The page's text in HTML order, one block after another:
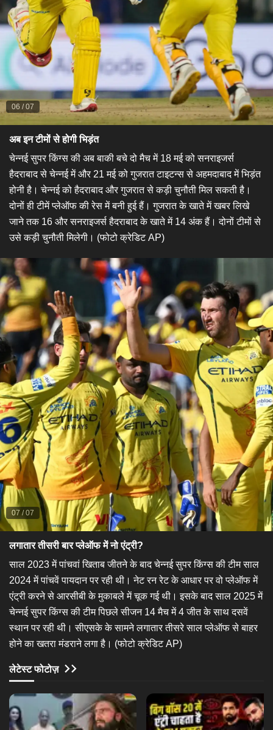
06 /07
अब इन टीमों से होगी भिड़ंत
​चेन्नई सुपर किंग्स की अब बाकी बचे दो मैच में 18 मई को सनराइजर्स
हैदराबाद से चेन्नई में और 21 मई को गुजरात टाइटन्स से अहमदाबाद में भिड़ंत
होनी है। चेन्नई को हैदराबाद और गुजरात से कड़ी चुनौती मिल सकती है।
दोनों ही टीमें प्लेऑफ की रेस में बनी हुई हैं। गुजरात के खाते में खबर लिखे
जाने तक 16 और सनराइजर्स हैदराबाद के खाते में 14 अंक हैं। दोनों टीमों से
उसे कड़ी चुनौती मिलेगी। (फोटो क्रेडिट AP)​
07 /07
लगातार तीसरी बार प्लेऑफ में नो एंट्री?
साल 2023 में पांचवां खिताब जीतने के बाद चेन्नई सुपर किंग्स की टीम साल
2024 में पांचवें पायदान पर रही थी। नेट रन रेट के आधार पर वो प्लेऑफ में
एंट्री करने से आरसीबी के मुकाबले में चूक गई थी। इसके बाद साल 2025 में
चेन्नई सुपर किंग्स की टीम पिछले सीजन 14 मैच में 4 जीत के साथ दसवें
स्थान पर रही थी। सीएसके के सामने लगातार तीसरे साल प्लेऑफ से बाहर
होने का खतरा मंडराने लगा है। (फोटो क्रेडिट AP)​
लेटेस्ट फोटोज़